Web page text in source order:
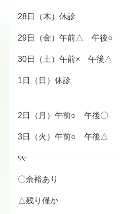
28日（木）休診
29日（金）午前△ 午後○
30日（土）午前× 午後△
1日（日）休診
2日（月）午前○ 午後〇
3日（火）午前○ 午後△
〇余裕あり
△残り僅か